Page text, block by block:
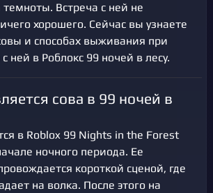
темноты. Встреча с ней не
хорошего. Сейчас вы узнаете
и способах выживания при
ней в Роблокс 99 ночей в лесу.
сова в 99 ночей в
в Roblox 99 Nights in the Forest
ночного периода. Ее
короткой сценой, где
на волка. После этого на